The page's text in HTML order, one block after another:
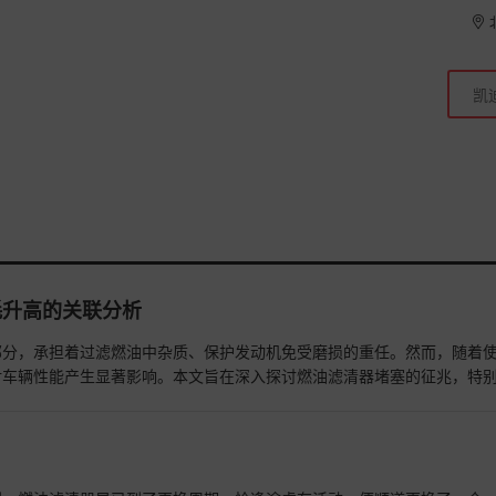
高的关联分析
，承担着过滤燃油中杂质、保护发动机免受磨损的重任。然而，随着
辆性能产生显著影响。本文旨在深入探讨燃油滤清器堵塞的征兆，特